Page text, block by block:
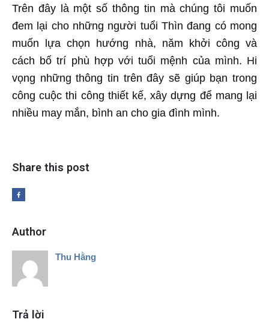
Trên đây là một số thông tin mà chúng tôi muốn
đem lại cho những người tuổi Thìn đang có mong
muốn lựa chọn hướng nhà, năm khởi công và
cách bố trí phù hợp với tuổi mệnh của mình. Hi
vọng những thông tin trên đây sẽ giúp bạn trong
công cuộc thi công thiết kế, xây dựng để mang lại
nhiều may mắn, bình an cho gia đình mình.
Share this post
Author
Thu Hằng
Trả lời